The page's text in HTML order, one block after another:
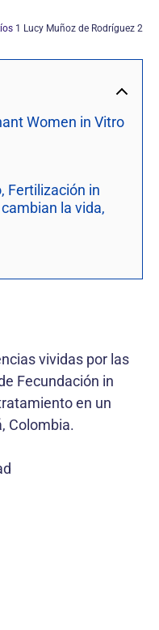
1 Lucy Muñoz de Rodríguez 2
Women in Vitro
Fertilización in
la vida,
vividas por las
Fecundación in
en un
Colombia.